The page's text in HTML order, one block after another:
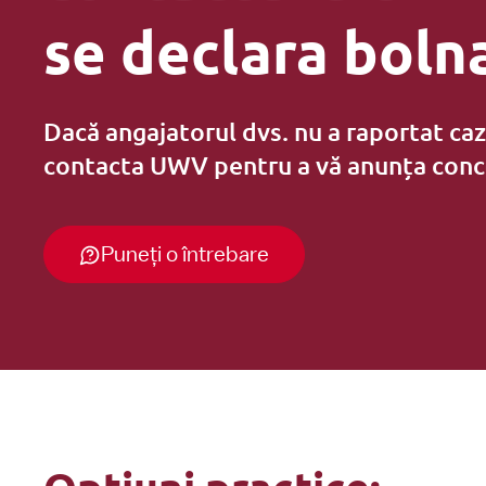
Diverse
se declara
Dacă angajatorul dvs. nu a raportat
contacta UWV pentru a vă anunța
Puneți o întrebare